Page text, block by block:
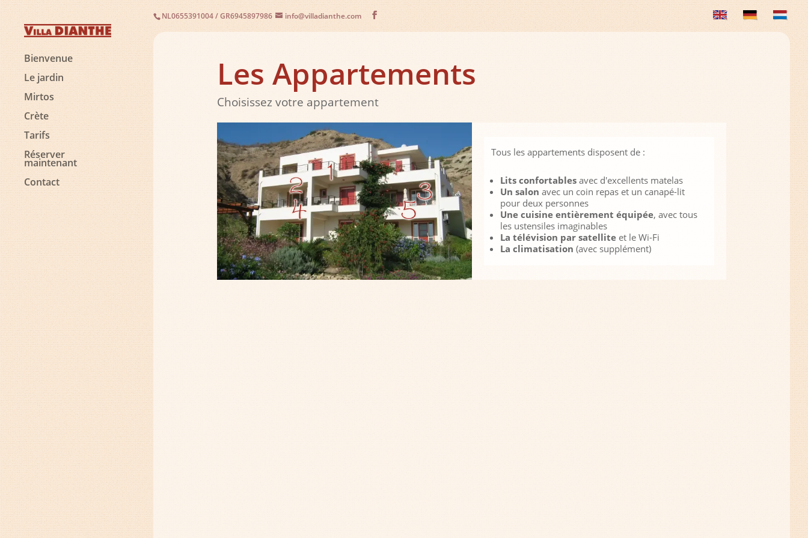
NL0655391004/GR6945897986 info@villadianthe.com
Bienvenue
Le jardin
Mirtos
Crète
Tarifs
Réserver
maintenant
Contact
Les Appartements
Choisissez votre appartement
Tous les appartements disposent de :
Lits confortables avec d'excellents matelas
Un salon avec un coin repas et un canapé-lit
pour deux personnes
Une cuisine entièrement équipée, avec tous
les ustensiles imaginables
La télévision par satellite et le Wi-Fi
La climatisation (avec supplément)